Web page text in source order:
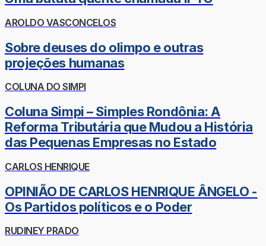
AROLDO VASCONCELOS
Sobre deuses do olimpo e outras
projeções humanas
COLUNA DO SIMPI
Coluna Simpi – Simples Rondônia: A
Reforma Tributária que Mudou a História
das Pequenas Empresas no Estado
CARLOS HENRIQUE
OPINIÃO DE CARLOS HENRIQUE ÂNGELO -
Os Partidos políticos e o Poder
RUDINEY PRADO